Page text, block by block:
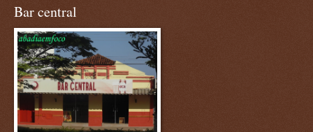
Bar central